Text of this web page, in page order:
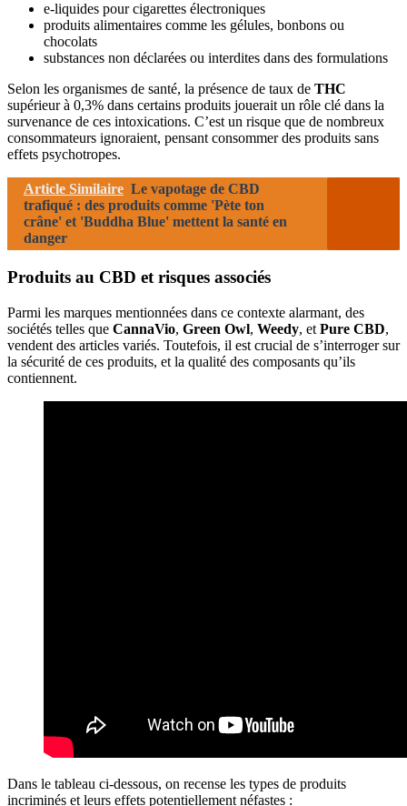
e-liquides pour cigarettes électroniques
produits alimentaires comme les gélules, bonbons ou
chocolats
substances non déclarées ou interdites dans des formulations
Selon les organismes de santé, la présence de taux de THC
supérieur à 0,3% dans certains produits jouerait un rôle clé dans la
survenance de ces intoxications. C’est un risque que de nombreux
consommateurs ignoraient, pensant consommer des produits sans
effets psychotropes.
Article Similaire Le vapotage de CBD
trafiqué : des produits comme 'Pète ton
crâne' et 'Buddha Blue' mettent la santé en
danger
Produits au CBD et risques associés
Parmi les marques mentionnées dans ce contexte alarmant, des
sociétés telles que CannaVio, Green Owl, Weedy, et Pure CBD,
vendent des articles variés. Toutefois, il est crucial de s’interroger sur
la sécurité de ces produits, et la qualité des composants qu’ils
contiennent.
Dans le tableau ci-dessous, on recense les types de produits
incriminés et leurs effets potentiellement néfastes :